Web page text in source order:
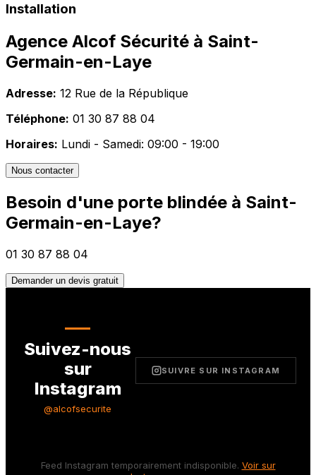
Installation
Agence Alcof Sécurité à Saint-
Germain-en-Laye
Adresse: 12 Rue de la République
Téléphone: 01 30 87 88 04
Horaires: Lundi - Samedi: 09:00 - 19:00
Nous contacter
Besoin d'une porte blindée à Saint-
Germain-en-Laye?
01 30 87 88 04
Demander un devis gratuit
Suivez-nous
sur
Instagram
@alcofsecurite
SUIVRE SUR INSTAGRAM
Feed Instagram temporairement indisponible. Voir sur